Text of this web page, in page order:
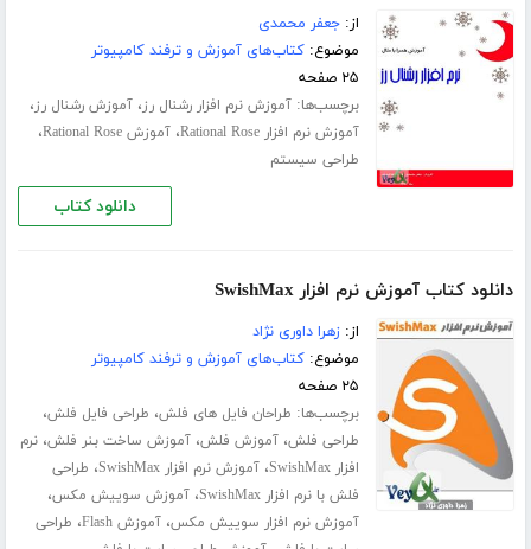
از:جعفر محمدی
موضوع:کتاب‌های آموزش و ترفند کامپیوتر
۲۵ صفحه
برچسب‌ها:آموزش نرم افزار رشنال رز،آموزش رشنال رز،
آموزش نرم افزار Rational Rose ،آموزش Rational Rose ،
طراحی سیستم
دانلود کتاب
دانلود کتاب آموزش نرم افزار SwishMax
از:زهرا داوری نژاد
موضوع:کتاب‌های آموزش و ترفند کامپیوتر
۲۵ صفحه
برچسب‌ها: طراحان فایل های فلش، طراحی فایل فلش،
طراحی فلش،آموزش فلش،آموزش ساخت بنر فلش،نرم
افزار SwishMax
،آموزش نرم افزار SwishMax ، طراحی
فلش با نرم افزار SwishMax
،آموزش سوییش مکس،
آموزش نرم افزار سوییش مکس،آموزش Flash ، طراحی